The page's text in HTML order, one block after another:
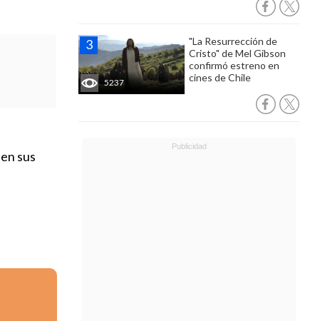
5237
"La Resurrección de
Cristo" de Mel Gibson
confirmó estreno en
cines de Chile
en sus